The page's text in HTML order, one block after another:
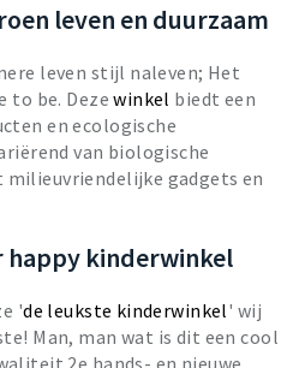
leven en duurzaam
leven stijl naleven; Het
to be. Dezewinkel biedt een
en ecologische
van biologische
gadgets en
happy kinderwinkel
'de leukste kinderwinkel' wij
Man, man wat is dit een cool
2e hands- en nieuwe